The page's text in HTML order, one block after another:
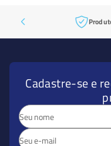
Cadastre-se e